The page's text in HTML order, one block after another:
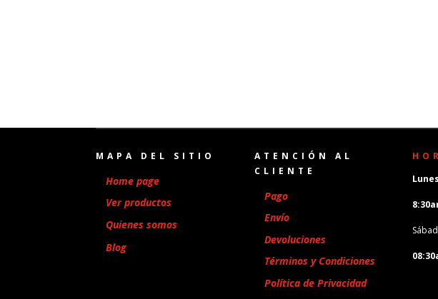
MAPA DEL SITIO
Home page
Ver productos
Quienes somos
Blog
ATENCIÓN AL
CLIENTE
Pago
Envío
Devoluciones
Términos y Condiciones
Política de Privacidad